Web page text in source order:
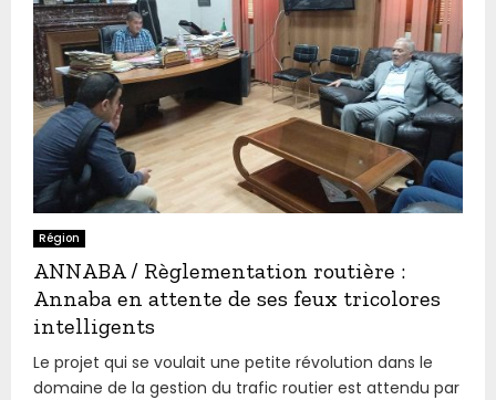
Région
ANNABA / Règlementation routière :
Annaba en attente de ses feux tricolores
intelligents
Le projet qui se voulait une petite révolution dans le
domaine de la gestion du trafic routier est attendu par